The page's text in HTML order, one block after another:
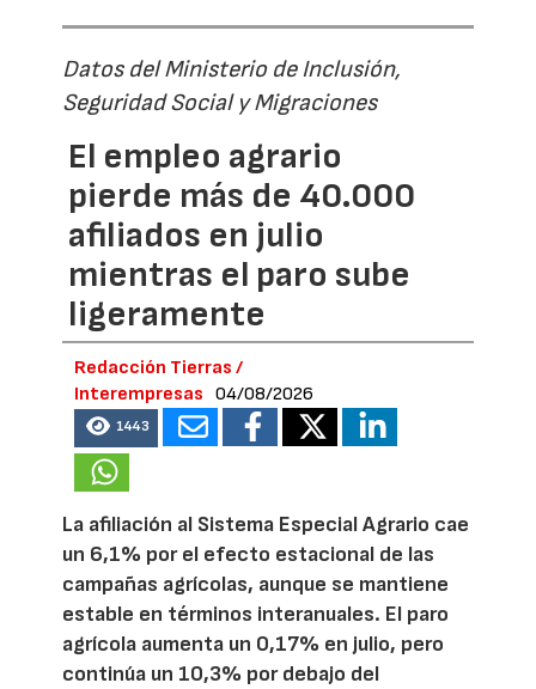
Datos del Ministerio de Inclusión,
Seguridad Social y Migraciones
El empleo agrario
pierde más de 40.000
afiliados en julio
mientras el paro sube
ligeramente
Redacción Tierras /
Interempresas
04/08/2026
1443
La afiliación al Sistema Especial Agrario cae
un 6,1% por el efecto estacional de las
campañas agrícolas, aunque se mantiene
estable en términos interanuales. El paro
agrícola aumenta un 0,17% en julio, pero
continúa un 10,3% por debajo del